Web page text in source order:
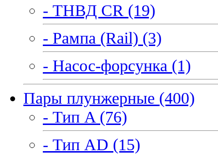
- ТНВД CR (19)
- Рампа (Rail) (3)
- Насос-форсунка (1)
Пары плунжерные (400)
- Тип A (76)
- Тип AD (15)